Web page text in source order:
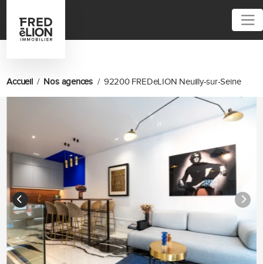
Accueil Nos agences 92200 FREDeLION Neuilly-sur-Seine